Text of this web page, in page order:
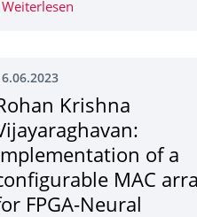
Promotion
Domain-specific
Weiterlesen
Krishna
Implementation of a
MAC
FPGA-Neural